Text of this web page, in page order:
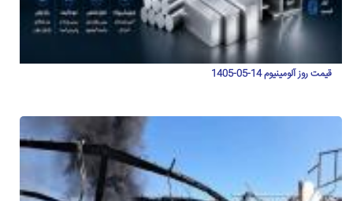
قیمت روز آلومینیوم 14-05-1405